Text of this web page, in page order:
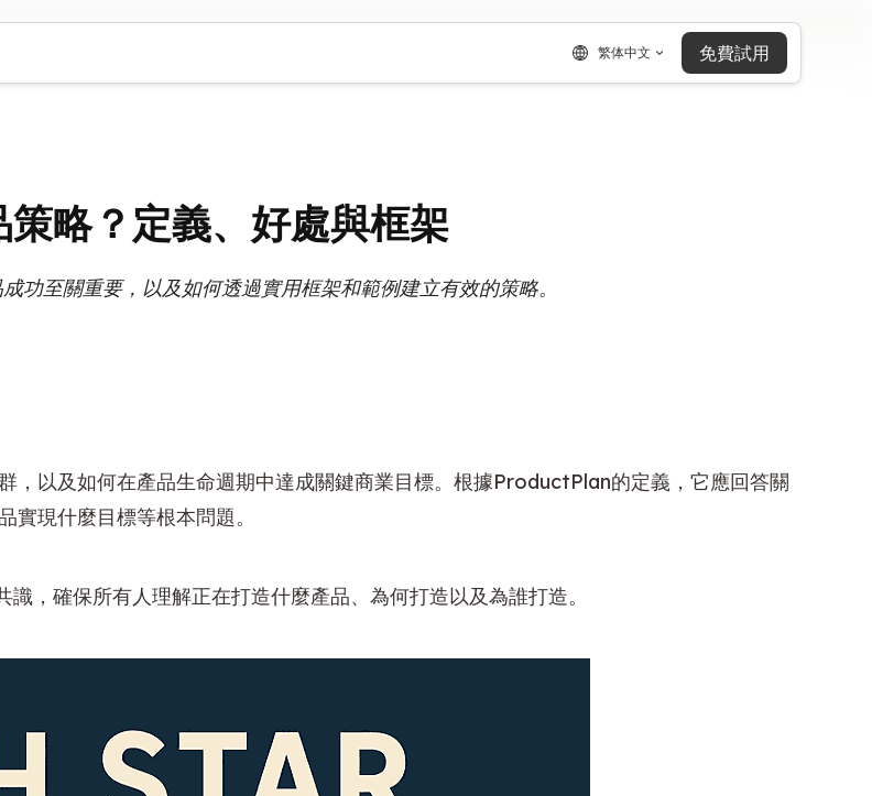
繁体中文 免費試用
略？定義、好處與框架
功至關重要，以及如何透過實用框架和範例建立有效的策略。
，以及如何在產品生命週期中達成關鍵商業目標。根據ProductPlan的定義，它應回答關
實現什麼目標等根本問題。
，確保所有人理解正在打造什麼產品、為何打造以及為誰打造。